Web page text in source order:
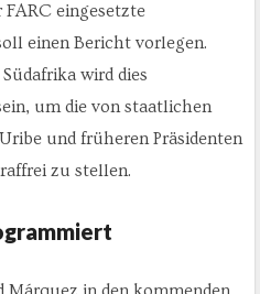
eingesetzte
einen Bericht vorlegen.
wird dies
um die von staatlichen
und früheren Präsidenten
zu stellen.